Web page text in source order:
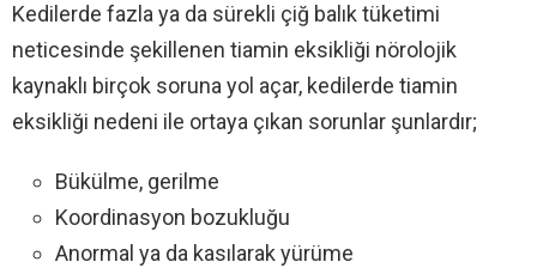
Kedilerde fazla ya da sürekli çiğ balık tüketimi
neticesinde şekillenen tiamin eksikliği nörolojik
kaynaklı birçok soruna yol açar, kedilerde tiamin
eksikliği nedeni ile ortaya çıkan sorunlar şunlardır;
Bükülme, gerilme
Koordinasyon bozukluğu
Anormal ya da kasılarak yürüme